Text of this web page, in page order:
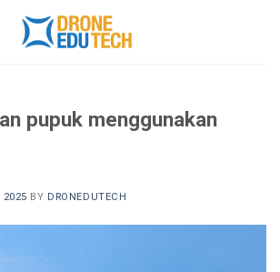
pupuk menggunakan
2025 BY DRONEDUTECH